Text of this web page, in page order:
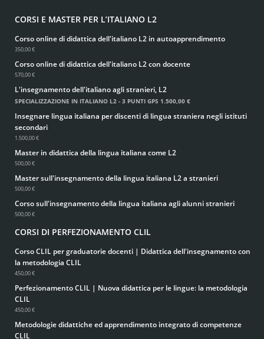
CORSI E MASTER PER L’ITALIANO L2
Corso online di didattica dell'italiano L2 in autoapprendimento
350,00 €
Corso online di didattica dell'italiano L2 con docente
570,00 €
L'insegnamento dell'italiano agli stranieri, L2
SPECIALIZZAZIONE IN ITALIANO L2 - 3 PUNTI GPS 1.500,00 €
Insegnare lingua italiana per discenti di lingua straniera negli istituti
secondari
1.500,00 €
Master in didattica della lingua italiana come L2
500,00 €
Master sull'insegnamento della lingua italiana L2 a stranieri
500,00 €
Corso sull'insegnamento della lingua italiana agli alunni stranieri
500,00 €
CORSI DI PERFEZIONAMENTO CLIL
Corso CLIL per graduatorie docenti | Didattica dell'insegnamento con
la metodologia CLIL
450,00 €
Perfezionamento CLIL | Nuova didattica per le lingue: la metodologia
CLIL
450,00 €
Metodologie didattiche ed apprendimento integrato di competenze
CLIL